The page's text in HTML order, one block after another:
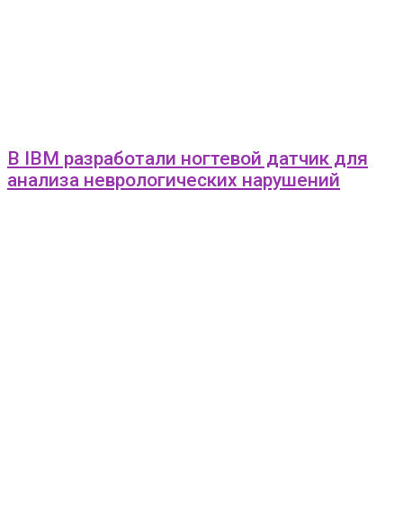
В IBM разработали ногтевой датчик для
анализа неврологических нарушений